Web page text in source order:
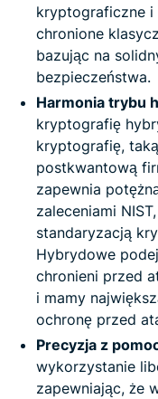
kryptograficzne i
chronione
bazując na
bezpieczeństwa.
Harmonia trybu
kryptografię
kryptografię,
postkwantową
zapewnia
zaleceniami
standaryzacją
Hybrydowe
chronieni przed
i mamy
ochronę przed
Precyzja z
wykorzystanie
zapewniając, że